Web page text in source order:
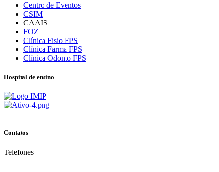
Centro de Eventos
CSIM
CAAIS
FOZ
Clínica Fisio FPS
Clínica Farma FPS
Clínica Odonto FPS
Hospital de ensino
Contatos
Telefones